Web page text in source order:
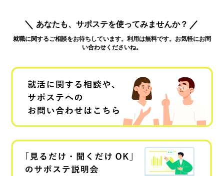
あなたも、サポステを使ってみませんか？
就職に関するご相談をお待ちしています。利用は無料です。お気軽にお問
い合わせくださいね。